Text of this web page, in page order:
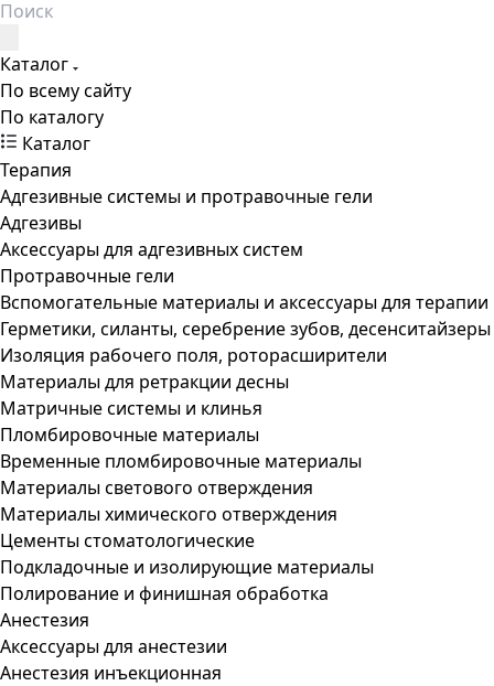
Каталог
По всему сайту
По каталогу
Каталог
Терапия
Адгезивные системы и протравочные гели
Адгезивы
Аксессуары для адгезивных систем
Протравочные гели
Вспомогательные материалы и аксессуары для терапии
Герметики, силанты, серебрение зубов, десенситайзеры
Изоляция рабочего поля, роторасширители
Материалы для ретракции десны
Матричные системы и клинья
Пломбировочные материалы
Временные пломбировочные материалы
Материалы светового отверждения
Материалы химического отверждения
Цементы стоматологические
Подкладочные и изолирующие материалы
Полирование и финишная обработка
Анестезия
Аксессуары для анестезии
Анестезия инъекционная